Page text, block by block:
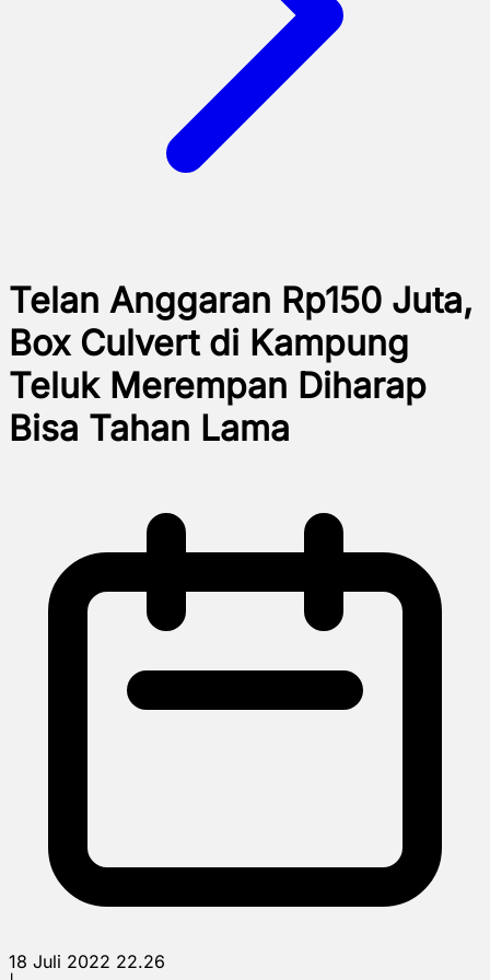
Telan Anggaran Rp150 Juta,
Box Culvert di Kampung
Teluk Merempan Diharap
Bisa Tahan Lama
18 Juli 2022 22.26